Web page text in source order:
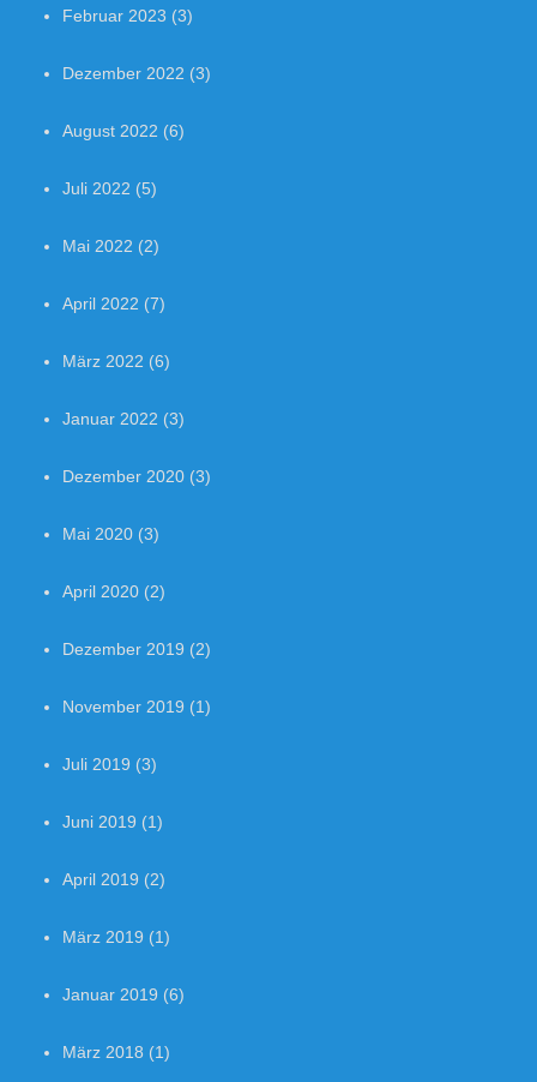
Februar 2023 (3)
Dezember 2022 (3)
August 2022 (6)
Juli 2022 (5)
Mai 2022 (2)
April 2022 (7)
März 2022 (6)
Januar 2022 (3)
Dezember 2020 (3)
Mai 2020 (3)
April 2020 (2)
Dezember 2019 (2)
November 2019 (1)
Juli 2019 (3)
Juni 2019 (1)
April 2019 (2)
März 2019 (1)
Januar 2019 (6)
März 2018 (1)